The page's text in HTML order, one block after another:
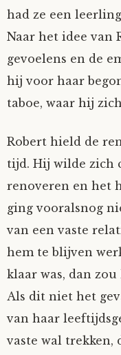
had ze een
Naar het idee van
gevoelens en de
hij voor haar
taboe, waar hij
Robert hield de
tijd. Hij wilde zich
renoveren en het
ging vooralsnog
van een vaste
hem te blijven
klaar was, dan
Als dit niet het
van haar
vaste wal trekken,